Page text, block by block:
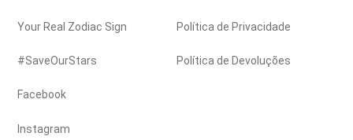
Your Real Zodiac Sign
#SaveOurStars
Facebook
Instagram
Política de Privacidade
Política de Devoluções